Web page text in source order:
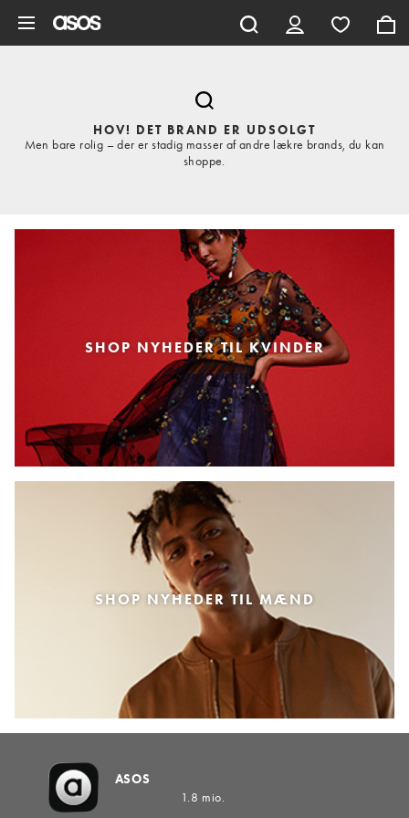
HOV! DET BRAND ER UDSOLGT
Men bare rolig – der er stadig masser af andre lækre brands, du kan
shoppe.
SHOP NYHEDER TIL KVINDER
SHOP NYHEDER TIL MÆND
ASOS
1.8 mio.